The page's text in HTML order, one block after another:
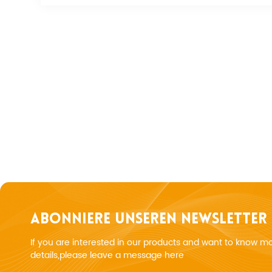
ABONNIERE UNSEREN NEWSLETTER
If you are interested in our products and want to know
details,please leave a message here